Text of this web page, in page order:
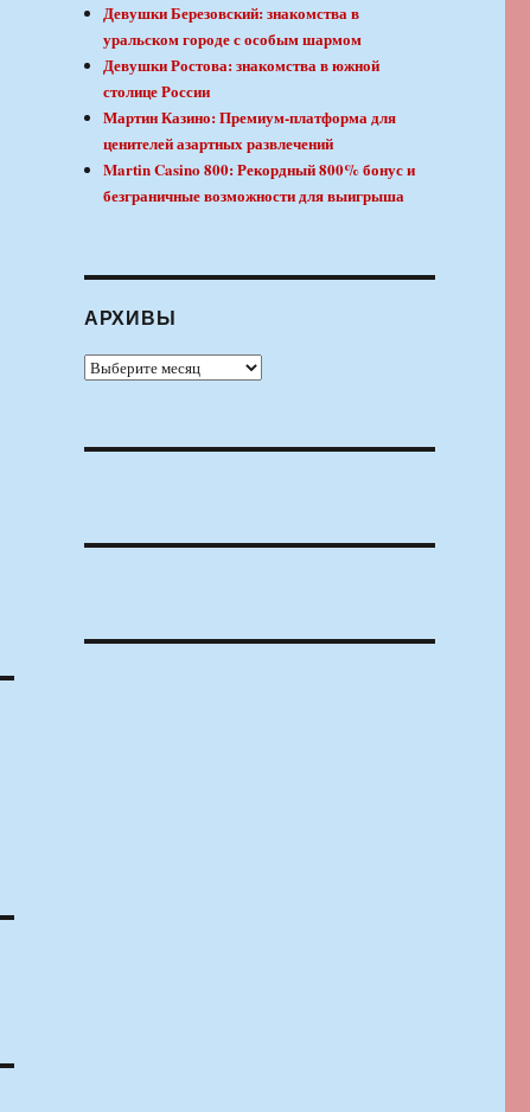
Девушки Березовский: знакомства в
уральском городе с особым шармом
Девушки Ростова: знакомства в южной
столице России
Мартин Казино: Премиум-платформа для
ценителей азартных развлечений
Martin Casino 800: Рекордный 800% бонус и
безграничные возможности для выигрыша
АРХИВЫ
Архивы